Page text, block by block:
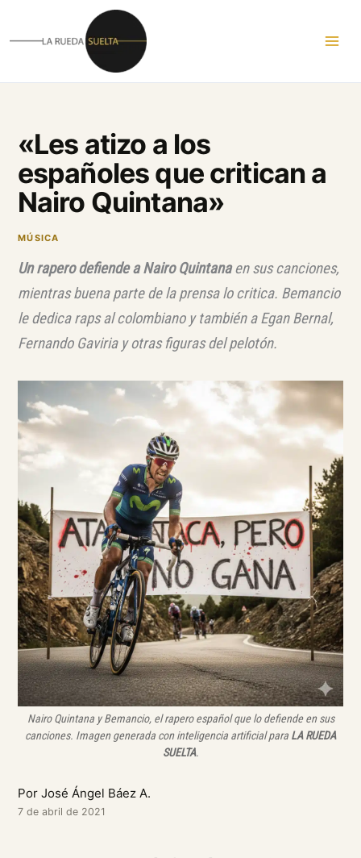
contenido
«Les atizo a los
españoles que critican a
Nairo Quintana»
MÚSICA
Un rapero defiende a Nairo Quintanaen sus canciones,
mientras buena parte de la prensa lo critica. Bemancio
le dedica raps al colombiano y también a Egan Bernal,
Fernando Gaviria y otras figuras del pelotón.
Nairo Quintana y Bemancio, el rapero español que lo defiende en sus
canciones. Imagen generada con inteligencia artificial para LA RUEDA
SUELTA.
Por José Ángel Báez A.
7 de abril de 2021